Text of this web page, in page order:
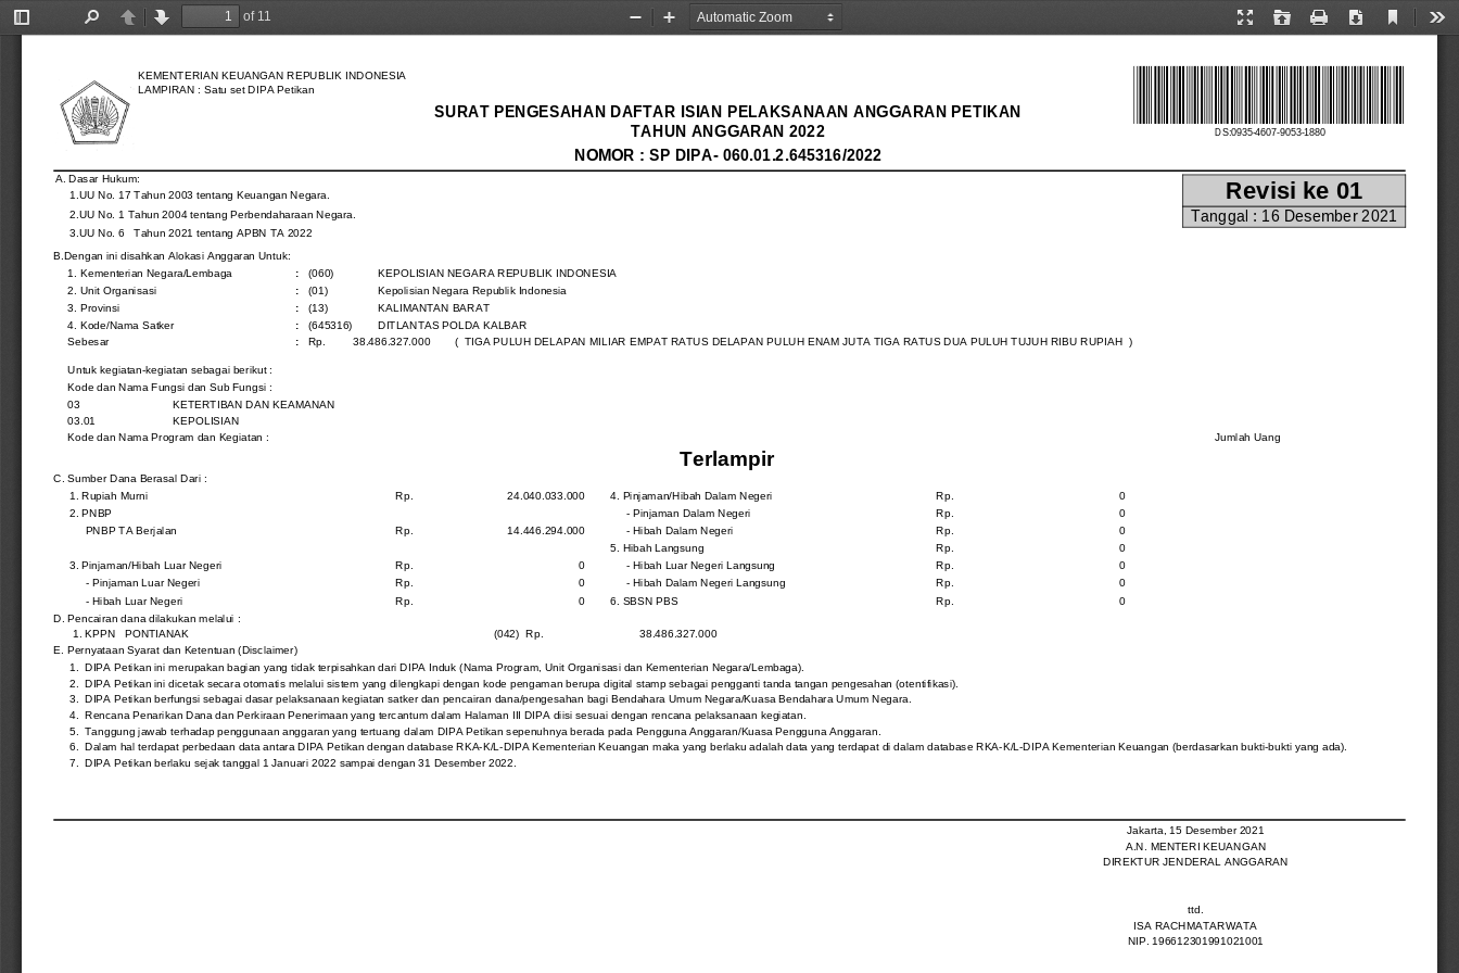
Toggle
PreviousNext
of 11
Presentation
Open Print Download
Current
Zoom
Zoom
NOMOR : SP DIPA- 060.01.2.645316/2022
TAHUN ANGGARAN 2022
KEMENTERIAN KEUANGAN REPUBLIK INDONESIA
LAMPIRAN : Satu set DIPA Petikan
SURAT PENGESAHAN DAFTAR ISIAN PELAKSANAAN ANGGARAN PETIKAN
DS:0935-4607-9053-1880
1.UU No. 17 Tahun 2003 tentang Keuangan Negara.
2.UU No. 1 Tahun 2004 tentang Perbendaharaan Negara.
3.UU No. 6   Tahun 2021 tentang APBN TA 2022
A. Dasar Hukum: Revisi ke 01
Tanggal : 16 Desember 2021
1. Kementerian Negara/Lembaga
2. Unit Organisasi
3. Provinsi
4. Kode/Nama Satker
B.Dengan ini disahkan Alokasi Anggaran Untuk:
:
(060)
KEPOLISIAN NEGARA REPUBLIK INDONESIA
(01)
:
Kepolisian Negara Republik Indonesia
(13)
:
KALIMANTAN BARAT
:
(645316) DITLANTAS POLDA KALBAR
03
KETERTIBAN DAN KEAMANAN
03.01
KEPOLISIAN
Kode dan Nama Fungsi dan Sub Fungsi :
Sebesar 38.486.327.000 (  TIGA PULUH DELAPAN MILIAR EMPAT RATUS DELAPAN PULUH ENAM JUTA TIGA RATUS DUA PULUH TUJUH RIBU RUPIAH  )
Rp.
Untuk kegiatan-kegiatan sebagai berikut :
:
Kode dan Nama Program dan Kegiatan : Jumlah Uang
Terlampir
Rp. Rp.
- Hibah Dalam Negeri Langsung
D. Pencairan dana dilakukan melalui :
- Hibah Luar Negeri
- Pinjaman Luar Negeri
Rp.
0
C. Sumber Dana Berasal Dari :
Rp.
Rp.
Rp.
24.040.033.000 4. Pinjaman/Hibah Dalam Negeri
- Hibah Luar Negeri Langsung
0
0
2. PNBP
5. Hibah Langsung
3. Pinjaman/Hibah Luar Negeri
1. Rupiah Murni
14.446.294.000
Rp.
PNBP TA Berjalan
0
0
6. SBSN PBS
- Hibah Dalam Negeri
Rp.
Rp.
0
Rp.
0
0
0
0
Rp.
- Pinjaman Dalam Negeri
Rp.
Rp.
1. KPPN   PONTIANAK 38.486.327.000
(042)
E. Pernyataan Syarat dan Ketentuan (Disclaimer)
1.  DIPA Petikan ini merupakan bagian yang tidak terpisahkan dari DIPA Induk (Nama Program, Unit Organisasi dan Kementerian Negara/Lembaga).
2.  DIPA Petikan ini dicetak secara otomatis melalui sistem yang dilengkapi dengan kode pengaman berupa digital stamp sebagai pengganti tanda tangan pengesahan (otentifikasi).
3.  DIPA Petikan berfungsi sebagai dasar pelaksanaan kegiatan satker dan pencairan dana/pengesahan bagi Bendahara Umum Negara/Kuasa Bendahara Umum Negara.
4.  Rencana Penarikan Dana dan Perkiraan Penerimaan yang tercantum dalam Halaman III DIPA diisi sesuai dengan rencana pelaksanaan kegiatan.
5.  Tanggung jawab terhadap penggunaan anggaran yang tertuang dalam DIPA Petikan sepenuhnya berada pada Pengguna Anggaran/Kuasa Pengguna Anggaran.
6.  Dalam hal terdapat perbedaan data antara DIPA Petikan dengan database RKA-K/L-DIPA Kementerian Keuangan maka yang berlaku adalah data yang terdapat di dalam database RKA-K/L-DIPA Kementerian Keuangan (berdasarkan bukti-bukti yang ada).
7.  DIPA Petikan berlaku sejak tanggal 1 Januari 2022 sampai dengan 31 Desember 2022.
ISA RACHMATARWATA
Jakarta, 15 Desember 2021
A.N. MENTERI KEUANGAN
DIREKTUR JENDERAL ANGGARAN
NIP. 196612301991021001
ttd.